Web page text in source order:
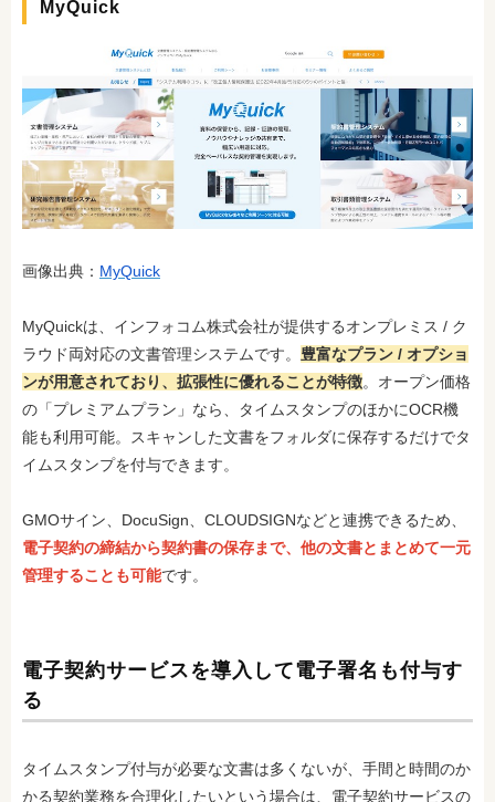
MyQuick
画像出典： MyQuick
MyQuickは、インフォコム株式会社が提供するオンプレミス / ク
ラウド両対応の文書管理システムです。 豊富なプラン / オプショ
ンが用意されており、拡張性に優れることが特徴。オープン価格
の「プレミアムプラン」なら、タイムスタンプのほかにOCR機
能も利用可能。スキャンした文書をフォルダに保存するだけでタ
イムスタンプを付与できます。
GMOサイン、DocuSign、CLOUDSIGNなどと連携できるため、
電子契約の締結から契約書の保存まで、他の文書とまとめて一元
管理することも可能です。
電子契約サービスを導入して電子署名も付与す
る
タイムスタンプ付与が必要な文書は多くないが、手間と時間のか
かる契約業務を合理化したいという場合は、電子契約サービスの